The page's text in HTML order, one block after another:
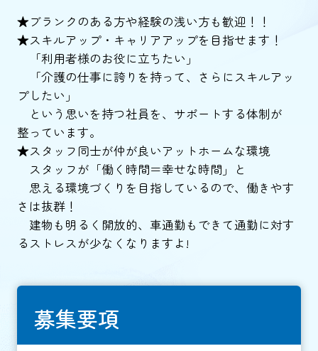
★ブランクのある方や経験の浅い方も歓迎！！
★スキルアップ・キャリアアップを目指せます！
「利用者様のお役に立ちたい」
「介護の仕事に誇りを持って、さらにスキルアッ
プしたい」
という思いを持つ社員を、サポートする体制が
整っています。
★スタッフ同士が仲が良いアットホームな環境
スタッフが「働く時間＝幸せな時間」と
思える環境づくりを目指しているので、働きやす
さは抜群！
建物も明るく開放的、車通勤もできて通勤に対す
るストレスが少なくなりますよ!
募集要項